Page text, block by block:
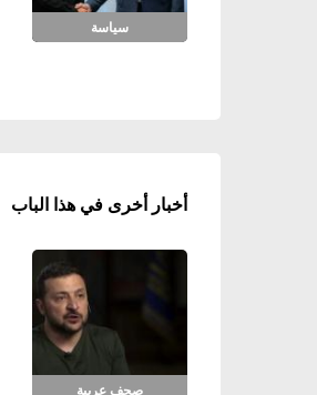
سياسة
أخبار أخرى في هذا الباب
صحف عربية